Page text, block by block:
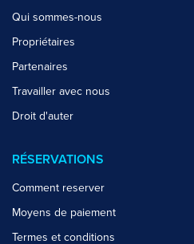
Qui sommes-nous
Propriétaires
Partenaires
Travailler avec nous
Droit d'auter
RÉSERVATIONS
Comment reserver
Moyens de paiement
Termes et conditions